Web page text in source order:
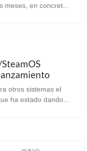
otros sistemas el